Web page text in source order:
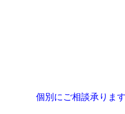
個別にご相談承ります